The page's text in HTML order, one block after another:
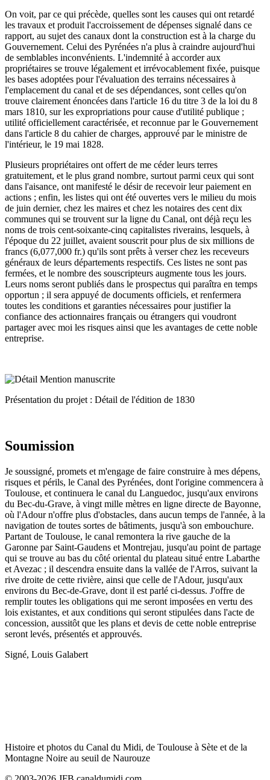
On voit, par ce qui précède, quelles sont les causes qui ont retardé
les travaux et produit l'accroissement de dépenses signalé dans ce
rapport, au sujet des canaux dont la construction est à la charge du
Gouvernement. Celui des Pyrénées n'a plus à craindre aujourd'hui
de semblables inconvénients. L'indemnité à accorder aux
propriétaires se trouve légalement et irrévocablement fixée, puisque
les bases adoptées pour l'évaluation des terrains nécessaires à
l'emplacement du canal et de ses dépendances, sont celles qu'on
trouve clairement énoncées dans l'article 16 du titre 3 de la loi du 8
mars 1810, sur les expropriations pour cause d'utilité publique ;
utilité officiellement caractérisée, et reconnue par le Gouvernement
dans l'article 8 du cahier de charges, approuvé par le ministre de
l'intérieur, le 19 mai 1828.
Plusieurs propriétaires ont offert de me céder leurs terres
gratuitement, et le plus grand nombre, surtout parmi ceux qui sont
dans l'aisance, ont manifesté le désir de recevoir leur paiement en
actions ; enfin, les listes qui ont été ouvertes vers le milieu du mois
de juin dernier, chez les maires et chez les notaires des cent dix
communes qui se trouvent sur la ligne du Canal, ont déjà reçu les
noms de trois cent-soixante-cinq capitalistes riverains, lesquels, à
l'époque du 22 juillet, avaient souscrit pour plus de six millions de
francs (6,077,000 fr.) qu'ils sont prêts à verser chez les receveurs
généraux de leurs départements respectifs. Ces listes ne sont pas
fermées, et le nombre des souscripteurs augmente tous les jours.
Leurs noms seront publiés dans le prospectus qui paraîtra en temps
opportun ; il sera appuyé de documents officiels, et renfermera
toutes les conditions et garanties nécessaires pour justifier la
confiance des actionnaires français ou étrangers qui voudront
partager avec moi les risques ainsi que les avantages de cette noble
entreprise.
Présentation du projet : Détail de l'édition de 1830
Soumission
Je soussigné, promets et m'engage de faire construire à mes dépens,
risques et périls, le Canal des Pyrénées, dont l'origine commencera à
Toulouse, et continuera le canal du Languedoc, jusqu'aux environs
du Bec-du-Grave, à vingt mille mètres en ligne directe de Bayonne,
où l'Adour n'offre plus d'obstacles, dans aucun temps de l'année, à la
navigation de toutes sortes de bâtiments, jusqu'à son embouchure.
Partant de Toulouse, le canal remontera la rive gauche de la
Garonne par Saint-Gaudens et Montrejau, jusqu'au point de partage
qui se trouve au bas du côté oriental du plateau situé entre Labarthe
et Avezac ; il descendra ensuite dans la vallée de l'Arros, suivant la
rive droite de cette rivière, ainsi que celle de l'Adour, jusqu'aux
environs du Bec-de-Grave, dont il est parlé ci-dessus. J'offre de
remplir toutes les obligations qui me seront imposées en vertu des
lois existantes, et aux conditions qui seront stipulées dans l'acte de
concession, aussitôt que les plans et devis de cette noble entreprise
seront levés, présentés et approuvés.
Signé, Louis Galabert
Histoire et photos du Canal du Midi, de Toulouse à Sète et de la
Montagne Noire au seuil de Naurouze